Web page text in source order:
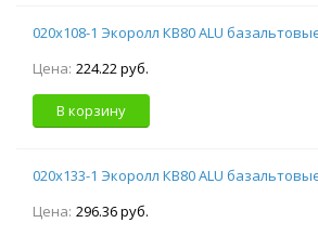
020х108-1 Экоролл КВ80 ALU
Цена: 224.22 руб.
В корзину
020х133-1 Экоролл КВ80 ALU
Цена: 296.36 руб.